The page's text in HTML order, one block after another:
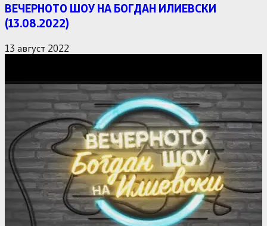
ВЕЧЕРНОТО ШОУ НА БОГДАН ИЛИЕВСКИ
(13.08.2022)
13 август 2022